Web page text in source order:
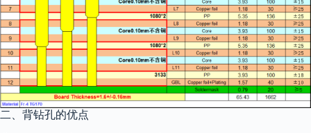
二、背钻孔的优点